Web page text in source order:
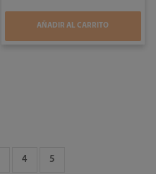
AÑADIR AL CARRITO
4 5